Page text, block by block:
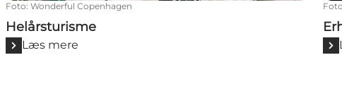
Foto: Wonderful Copenhagen
Helårsturisme
Læs mere